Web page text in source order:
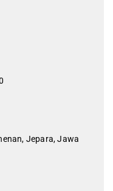
Jepara, Jawa